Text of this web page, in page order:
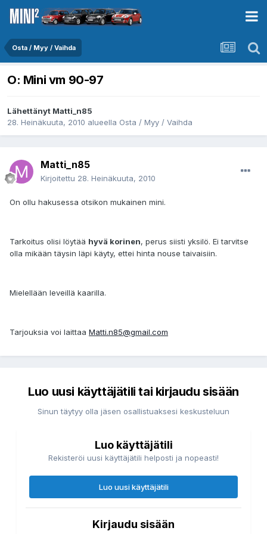
Osta / Myy / Vaihda
O: Mini vm 90-97
Lähettänyt Matti_n85
28. Heinäkuuta, 2010 alueella Osta / Myy / Vaihda
Matti_n85
Kirjoitettu 28. Heinäkuuta, 2010
On ollu hakusessa otsikon mukainen mini.
Tarkoitus olisi löytää hyvä korinen, perus siisti yksilö. Ei tarvitse
olla mikään täysin läpi käyty, ettei hinta nouse taivaisiin.
Mielellään leveillä kaarilla.
Tarjouksia voi laittaa Matti.n85@gmail.com
Luo uusi käyttäjätili tai kirjaudu sisään
Sinun täytyy olla jäsen osallistuaksesi keskusteluun
Luo käyttäjätili
Rekisteröi uusi käyttäjätili helposti ja nopeasti!
Luo uusi käyttäjätili
Kirjaudu sisään